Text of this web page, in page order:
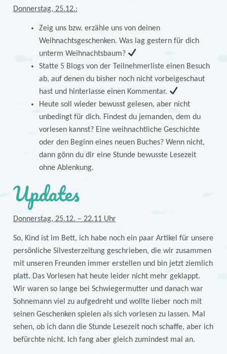
Donnerstag, 25.12.:
Zeig uns bzw. erzähle uns von deinen
Weihnachtsgeschenken. Was lag gestern für dich
unterm Weihnachtsbaum?
Statte 5 Blogs von der Teilnehmerliste einen Besuch
ab, auf denen du bisher noch nicht vorbeigeschaut
hast und hinterlasse einen Kommentar.
Heute soll wieder bewusst gelesen, aber nicht
unbedingt für dich. Findest du jemanden, dem du
vorlesen kannst? Eine weihnachtliche Geschichte
oder den Beginn eines neuen Buches? Wenn nicht,
dann gönn du dir eine Stunde bewusste Lesezeit
ohne Ablenkung.
Updates
Donnerstag, 25.12. – 22.11 Uhr
So, Kind ist im Bett, ich habe noch ein paar Artikel für unsere
persönliche Silvesterzeitung geschrieben, die wir zusammen
mit unseren Freunden immer erstellen und bin jetzt ziemlich
platt. Das Vorlesen hat heute leider nicht mehr geklappt.
Wir waren so lange bei Schwiegermutter und danach war
Sohnemann viel zu aufgedreht und wollte lieber noch mit
seinen Geschenken spielen als sich vorlesen zu lassen. Mal
sehen, ob ich dann die Stunde Lesezeit noch schaffe, aber ich
befürchte nicht. Ich fang aber gleich zumindest mal an.